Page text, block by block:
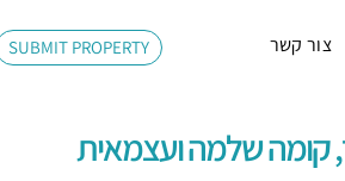
SUBMIT PROPERTY צור קשר